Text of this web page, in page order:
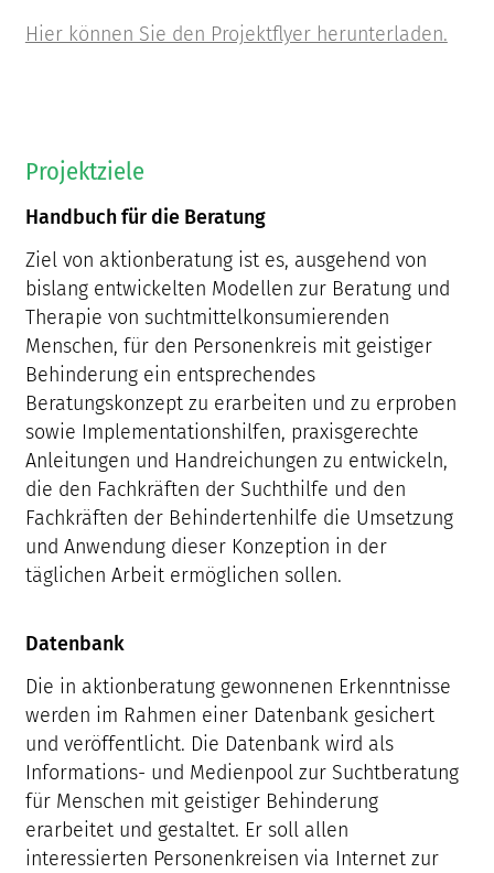
Hier können Sie den Projektflyer herunterladen.
Projektziele
Handbuch für die Beratung
Ziel von aktionberatung ist es, ausgehend von
bislang entwickelten Modellen zur Beratung und
Therapie von suchtmittelkonsumierenden
Menschen, für den Personenkreis mit geistiger
Behinderung ein entsprechendes
Beratungskonzept zu erarbeiten und zu erproben
sowie Implementationshilfen, praxisgerechte
Anleitungen und Handreichungen zu entwickeln,
die den Fachkräften der Suchthilfe und den
Fachkräften der Behindertenhilfe die Umsetzung
und Anwendung dieser Konzeption in der
täglichen Arbeit ermöglichen sollen.
Datenbank
Die in aktionberatung gewonnenen Erkenntnisse
werden im Rahmen einer Datenbank gesichert
und veröffentlicht. Die Datenbank wird als
Informations- und Medienpool zur Suchtberatung
für Menschen mit geistiger Behinderung
erarbeitet und gestaltet. Er soll allen
interessierten Personenkreisen via Internet zur